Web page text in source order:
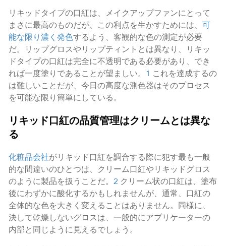
リキッドタイプの口紅は、メイクアップファンにとって
まさに最高のものだが、この利点を生かすためには、 可
能な限り濃く発色するよう、客観的な色の測定が必要
だ。リップグロスやリップティントとは異なり、リキッ
ドタイプの口紅は完全に不透明である必要があり、でき
れば一度塗りであることが望ましい。 1 これを達成するの
は難しいことだが、今日の高度な測色器はそのプロセス
を可能な限り簡単にしている。
リキッド口紅の品質管理はクリームとは異な
る
化粧品会社がリキッド口紅を調合する際に犯す最も一般
的な間違いのひとつは、クリーム口紅やリキッドグロス
のように製品を扱うことだ。 2 クリーム状の口紅は、塗布
後にわずかに酸化するかもしれませんが、通常、口紅の
全体的な色を大きく変えることはありません。同様に、
決して乾燥しないグロスは、一般的にアプリケーターの
内部と同じように見えるでしょう。